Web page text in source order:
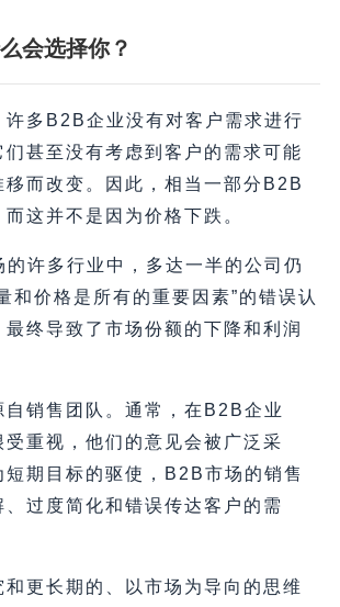
会选择你？
许多B2B企业没有对客户需求进行
们甚至没有考虑到客户的需求可能
移而改变。因此，相当一部分B2B
这并不是因为价格下跌。
许多行业中，多达一半的公司仍
和价格是所有的重要因素”的错误认
终导致了市场份额的下降和利润
自销售团队。通常，在B2B企业
重视，他们的意见会被广泛采
短期目标的驱使，B2B市场的销售
、过度简化和错误传达客户的需
更长期的、以市场为导向的思维